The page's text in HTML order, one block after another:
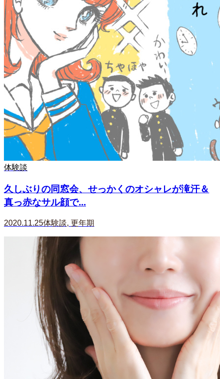
体験談
久しぶりの同窓会、せっかくのオシャレが滝汗＆
真っ赤なサル顔で...
2020.11.25体験談, 更年期